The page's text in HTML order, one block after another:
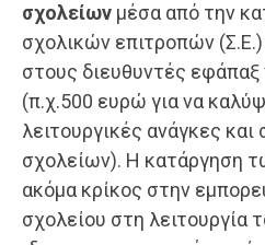
σχολείων μέσα από την
σχολικών επιτροπών
στους διευθυντές
(π.χ.500 ευρώ για να
λειτουργικές ανάγκες
σχολείων). Η κατάργηση
ακόμα κρίκος στην
σχολείου στη λειτουργία